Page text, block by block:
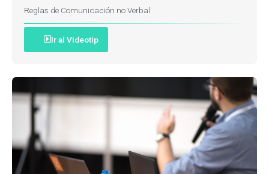
Reglas de Comunicación no Verbal
Ir al Videotip